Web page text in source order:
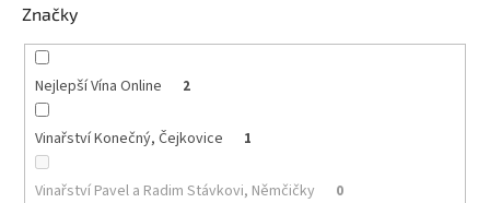
Akční
nabídka
Poslední
láhve
skladem
Cuvée
vína
Značky
Nejlepší Vína Online 2
Vinařství Konečný, Čejkovice 1
Vinařství Pavel a Radim Stávkovi, Němčičky 0